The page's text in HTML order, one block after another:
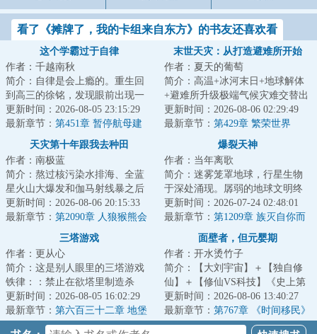
看了《摊牌了，我的卡组来自东方》的书友还喜欢看
这个学霸过于自律
作者：千越南秋
简介：自律是会上瘾的。重生回
到高三的徐铭，发现眼前出现一
个职业面板，身为学生他获得了
【绝对自律】天...
更新时间：2026-08-05 23:15:29
最新章节： 第451章 暂停航母建
造，国际上的反应
末世天灾：从打造避难所开始
作者：夏天的葡萄
简介：高温+冰河末日+地球解体
+避难所升级极端气候灾难交替出
现，地表生物灭绝，人类文明走
向末日。苏武...
更新时间：2026-08-06 02:29:49
最新章节： 第429章 繁荣世界
天灾第十年跟我去种田
作者：南极蓝
简介：熬过核污染水排海、全蓝
星火山大爆发和伽马射线暴之后
的天灾第十年，夏青昂首挺胸走
出安全区。谁都...
更新时间：2026-08-06 20:15:33
最新章节： 第2090章 人狼猴熊会
爆裂天神
作者：当年离歌
简介：迷雾笼罩地球，行星生物
于深处涌现。孱弱的地球文明终
于暴露于亿万种族目光之下。未
来一百年，原本...
更新时间：2026-07-24 02:48:01
最新章节： 第1209章 族灭自你而
始，历史自你皆无。何憾之有？
三塔游戏
作者：更从心
简介：这是别人眼里的三塔游戏
铁律：：禁止在欲塔里制造杀
戮，欲塔是一座充满爱的塔，请
用爱来攀登欲塔。...
更新时间：2026-08-05 16:02:29
最新章节： 第六百三十二章 地堡
众人的努力。
面壁者，但元婴期
作者：开水烫竹子
简介：【大刘宇宙】＋【独自修
仙】＋【修仙VS科技】《史上第
一面壁者肯定是罗辑啊》《希恩
斯吗？思想钢印...
更新时间：2026-08-06 13:40:27
最新章节： 第767章 《时间移民》
（二）